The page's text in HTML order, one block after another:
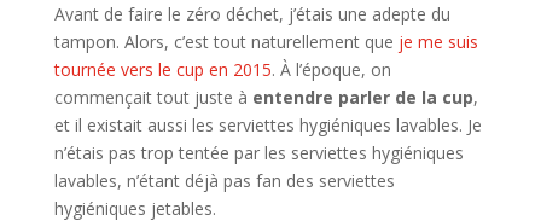
Avant de faire le zéro déchet, j’étais une adepte du
tampon. Alors, c’est tout naturellement que je me suis
tournée vers le cup en 2015. À l’époque, on
commençait tout juste à entendre parler de la cup,
et il existait aussi les serviettes hygiéniques lavables. Je
n’étais pas trop tentée par les serviettes hygiéniques
lavables, n’étant déjà pas fan des serviettes
hygiéniques jetables.